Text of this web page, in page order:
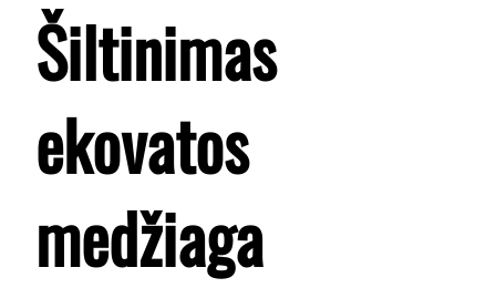
Šiltinimas
ekovatos
medžiaga